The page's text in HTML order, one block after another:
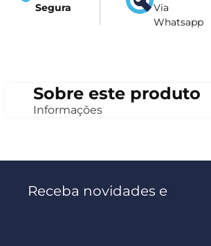
Segura
Via
Whatsapp
Sobre este produto
Informações
Receba novidades e